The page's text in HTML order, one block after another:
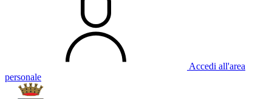
Accedi all'area
personale